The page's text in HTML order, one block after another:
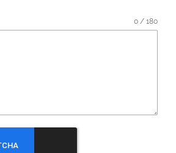
0 / 180